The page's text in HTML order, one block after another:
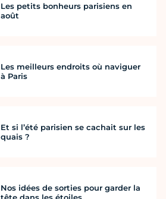
Les petits bonheurs parisiens en
août
Les meilleurs endroits où naviguer
à Paris
Et si l’été parisien se cachait sur les
quais ?
Nos idées de sorties pour garder la